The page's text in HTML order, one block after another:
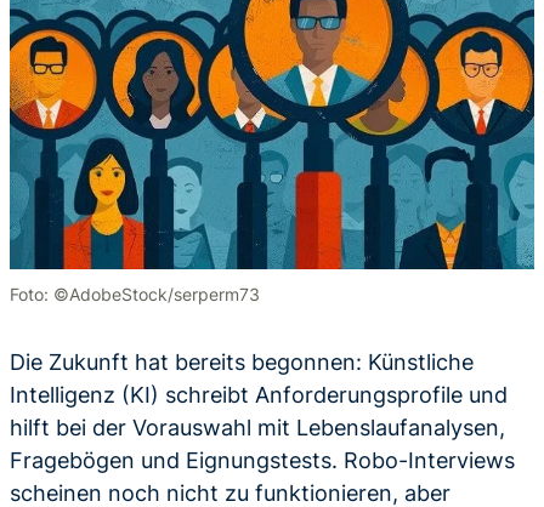
Foto: ©AdobeStock/serperm73
Die Zukunft hat bereits begonnen: Künstliche
Intelligenz (KI) schreibt Anforderungsprofile und
hilft bei der Vorauswahl mit Lebenslaufanalysen,
Fragebögen und Eignungstests. Robo-Interviews
scheinen noch nicht zu funktionieren, aber